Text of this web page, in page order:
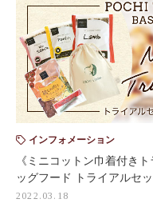
インフォメーション
《ミニコットン巾着付き
ッグフード トライアルセ
2022.03.18